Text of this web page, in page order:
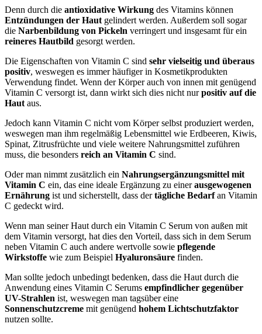
Denn durch die antioxidative Wirkung des Vitamins können
Entzündungen der Haut gelindert werden. Außerdem soll sogar
die Narbenbildung von Pickeln verringert und insgesamt für ein
reineres Hautbild gesorgt werden.
Die Eigenschaften von Vitamin C sind sehr vielseitig und überaus
positiv, weswegen es immer häufiger in Kosmetikprodukten
Verwendung findet. Wenn der Körper auch von innen mit genügend
Vitamin C versorgt ist, dann wirkt sich dies nicht nurpositiv auf die
Haut aus.
Jedoch kann Vitamin C nicht vom Körper selbst produziert werden,
weswegen man ihm regelmäßig Lebensmittel wie Erdbeeren, Kiwis,
Spinat, Zitrusfrüchte und viele weitere Nahrungsmittel zuführen
muss, die besonders reich an Vitamin C sind.
Oder man nimmt zusätzlich ein Nahrungsergänzungsmittel mit
Vitamin C ein, das eine ideale Ergänzung zu einerausgewogenen
Ernährung ist und sicherstellt, dass dertägliche Bedarfan Vitamin
C gedeckt wird.
Wenn man seiner Haut durch ein Vitamin C Serum von außen mit
dem Vitamin versorgt, hat dies den Vorteil, dass sich in dem Serum
neben Vitamin C auch andere wertvolle sowie pflegende
Wirkstoffe wie zum Beispiel Hyaluronsäure finden.
Man sollte jedoch unbedingt bedenken, dass die Haut durch die
Anwendung eines Vitamin C Serums empfindlicher gegenüber
UV-Strahlen ist, weswegen man tagsüber eine
Sonnenschutzcreme mit genügend hohem Lichtschutzfaktor
nutzen sollte.